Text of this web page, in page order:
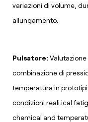
variazioni di volume,
allungamento.
Pulsatore:
combinazione di
temperatura in
condizioni reali.ical
chemical and